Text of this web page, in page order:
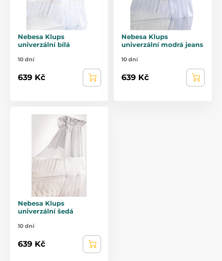
Nebesa Klups
univerzální bílá
10 dní
639 Kč
Nebesa Klups
univerzální modrá jeans
10 dní
639 Kč
Nebesa Klups
univerzální šedá
10 dní
639 Kč